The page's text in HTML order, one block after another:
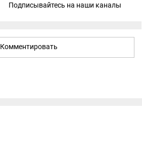
Подписывайтесь на наши каналы
Комментировать